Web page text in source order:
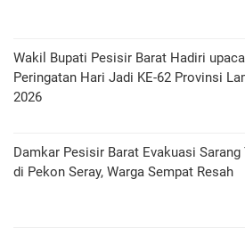
Wakil Bupati Pesisir Barat Hadiri
Peringatan Hari Jadi KE-62 Provinsi
2026
Damkar Pesisir Barat Evakuasi Sarang
di Pekon Seray, Warga Sempat Resah